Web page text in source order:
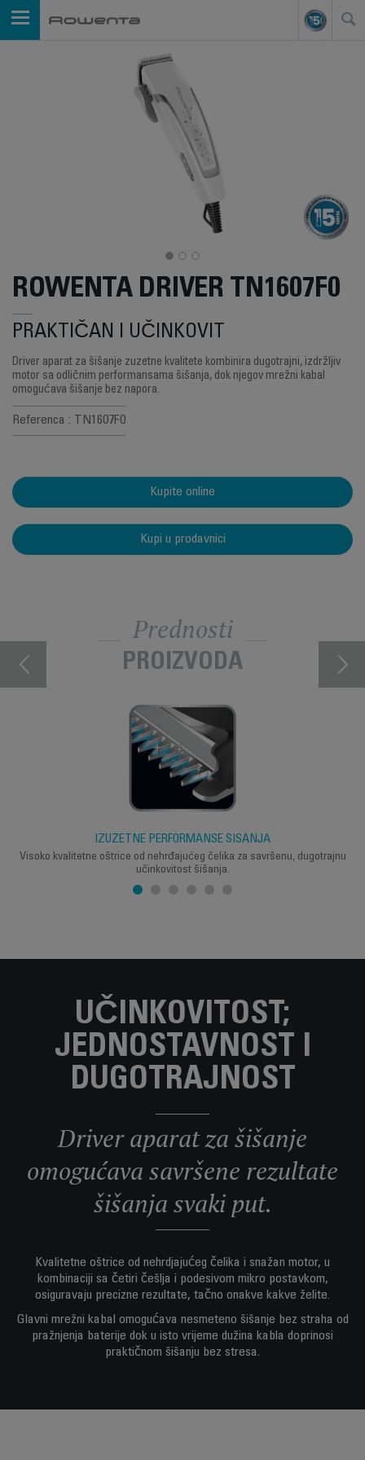
ROWENTA DRIVER TN1607F0
PRAKTIČAN I UČINKOVIT
Driver aparat za šišanje zuzetne kvalitete kombinira dugotrajni, izdržljiv
motor sa odličnim performansama šišanja, dok njegov mrežni kabal
omogućava šišanje bez napora.
Referenca : TN1607F0
Kupite online
Kupi u prodavnici
Prednosti
PROIZVODA
IZUZETNE PERFORMANSE ŠIŠANJA
Visoko kvalitetne oštrice od nehrđajućeg čelika za savršenu, dugotrajnu
učinkovitost šišanja.
UČINKOVITOST;
JEDNOSTAVNOST I
DUGOTRAJNOST
Driver aparat za šišanje
omogućava savršene rezultate
šišanja svaki put.
Kvalitetne oštrice od nehrdjajućeg čelika i snažan motor, u
kombinaciji sa četiri češlja i podesivom mikro postavkom,
osiguravaju precizne rezultate, tačno onakve kakve želite.
Glavni mrežni kabal omogućava nesmeteno šišanje bez straha od
pražnjenja baterije dok u isto vrijeme dužina kabla doprinosi
praktičnom šišanju bez stresa.